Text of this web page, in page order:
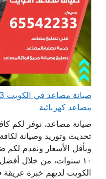
مصاعد كهربائية
صيانة مصاعد، نوفر لكم
تحديث وتوريد وصيانة
وبأقل الأسعار ونقدم
١٠ سنوات، من خلال
الكويت لديهم خبرة